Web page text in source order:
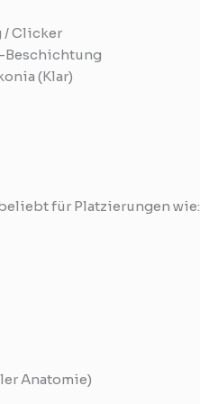
/ Clicker
Beschichtung
(Klar)
für Platzierungen wie:
Anatomie)